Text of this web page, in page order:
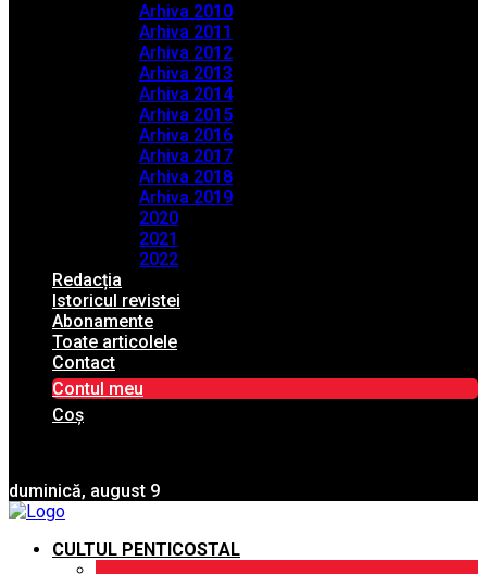
Arhiva 2010
Arhiva 2011
Arhiva 2012
Arhiva 2013
Arhiva 2014
Arhiva 2015
Arhiva 2016
Arhiva 2017
Arhiva 2018
Arhiva 2019
2020
2021
2022
Redacția
Istoricul revistei
Abonamente
Toate articolele
Contact
Contul meu
Coș
duminică, august 9
CULTUL PENTICOSTAL